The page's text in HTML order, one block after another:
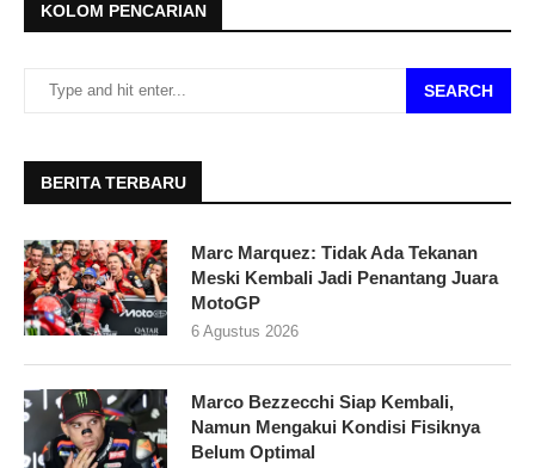
KOLOM PENCARIAN
SEARCH
BERITA TERBARU
Marc Marquez: Tidak Ada Tekanan
Meski Kembali Jadi Penantang Juara
MotoGP
6 Agustus 2026
Marco Bezzecchi Siap Kembali,
Namun Mengakui Kondisi Fisiknya
Belum Optimal